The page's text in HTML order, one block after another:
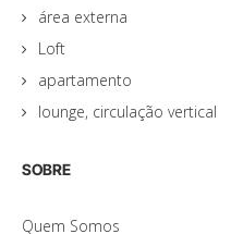
área externa
Loft
apartamento
lounge, circulação vertical
SOBRE
Quem Somos